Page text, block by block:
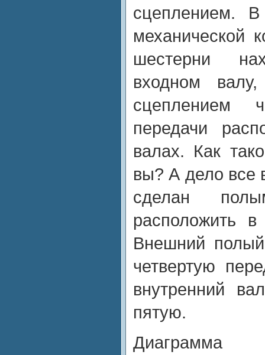
сцеплением.
механической
шестерни
входном
сцеплением
передачи
валах. Как
вы? А дело все
сделан
расположить
Внешний
четвертую
внутренний
пятую.
Диаграмма